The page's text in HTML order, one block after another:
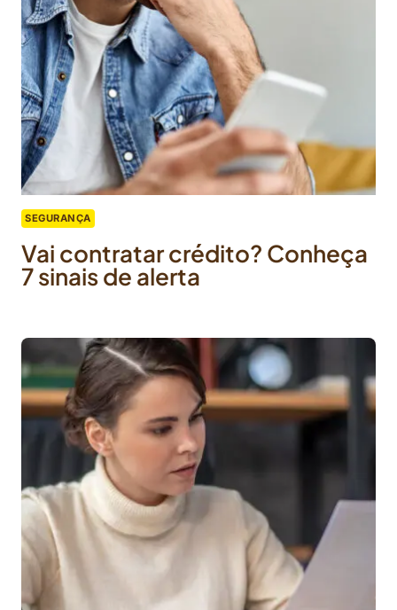
SEGURANÇA
Vai contratar crédito? Conheça
7 sinais de alerta